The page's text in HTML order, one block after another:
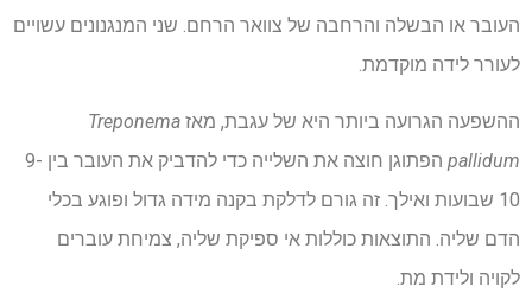
העובר או הבשלה והרחבה של צוואר הרחם. שני המנגנונים עשויים
לעורר לידה מוקדמת.
ההשפעה הגרועה ביותר היא של עגבת, מאז Treponema
pallidum
הפתוגן חוצה את השלייה כדי להדביק את העובר בין 9-
10 שבועות ואילך. זה גורם לדלקת בקנה מידה גדול ופוגע בכלי
הדם שליה. התוצאות כוללות אי ספיקת שליה, צמיחת עוברים
לקויה ולידת מת.